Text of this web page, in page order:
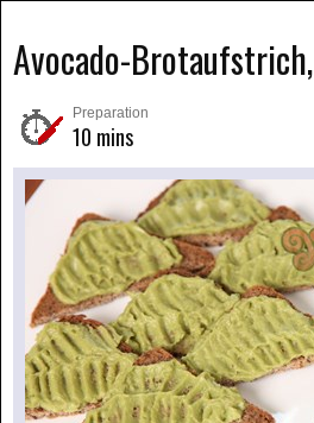
Avocado-
Preparation
10 mins